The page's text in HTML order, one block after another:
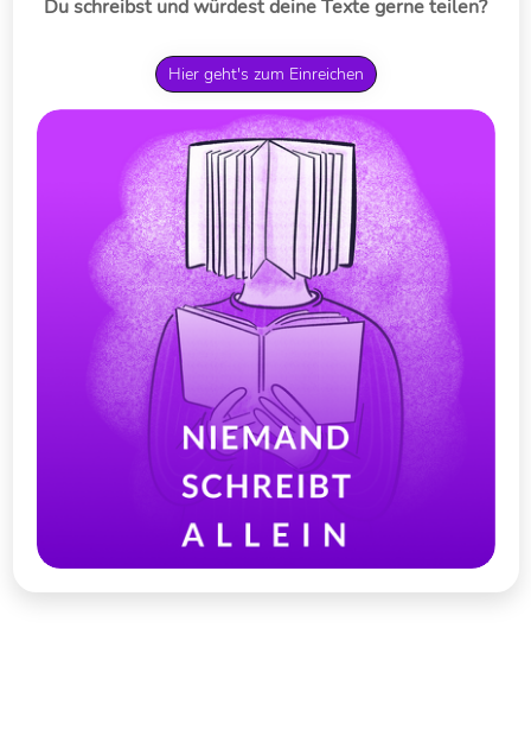
Du schreibst und würdest deine Texte gerne teilen?
Hier geht's zum Einreichen